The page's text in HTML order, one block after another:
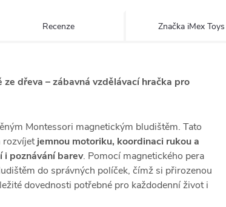
Recenze Značka iMex Toys
dřeva – zábavná vzdělávací hračka pro
Montessori magnetickým bludištěm. Tato
rozvíjetjemnou motoriku, koordinaci rukou a
i poznávání barev. Pomocí magnetického pera
do správných políček, čímž si přirozenou
dovednosti potřebné pro každodenní život i